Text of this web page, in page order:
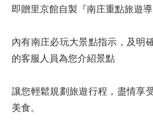
即贈里京館自製『南庄重點旅遊導
內有南庄必玩大景點指示，及明
的客服人員為您介紹景點
讓您輕鬆規劃旅遊行程，盡情享
美食。